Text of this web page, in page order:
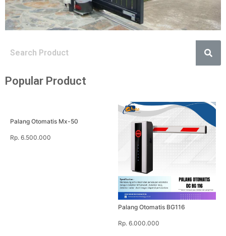
Popular Product
Palang Otomatis Mx-50
Rp. 6.500.000
Palang Otomatis BG116
Rp. 6.000.000